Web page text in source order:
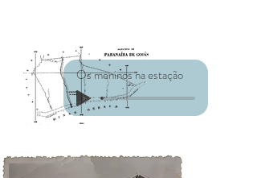
Os meninos na estação